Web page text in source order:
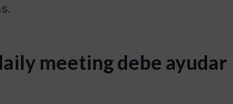
meeting debe ayudar